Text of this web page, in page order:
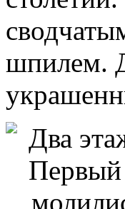
шпилем.